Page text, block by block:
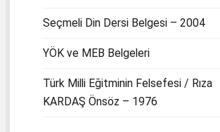
Seçmeli Din Dersi Belgesi – 2004
YÖK ve MEB Belgeleri
Türk Milli Eğitminin Felsefesi / Rıza
KARDAŞ Önsöz – 1976